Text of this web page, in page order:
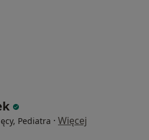
Pediatra · Więcej